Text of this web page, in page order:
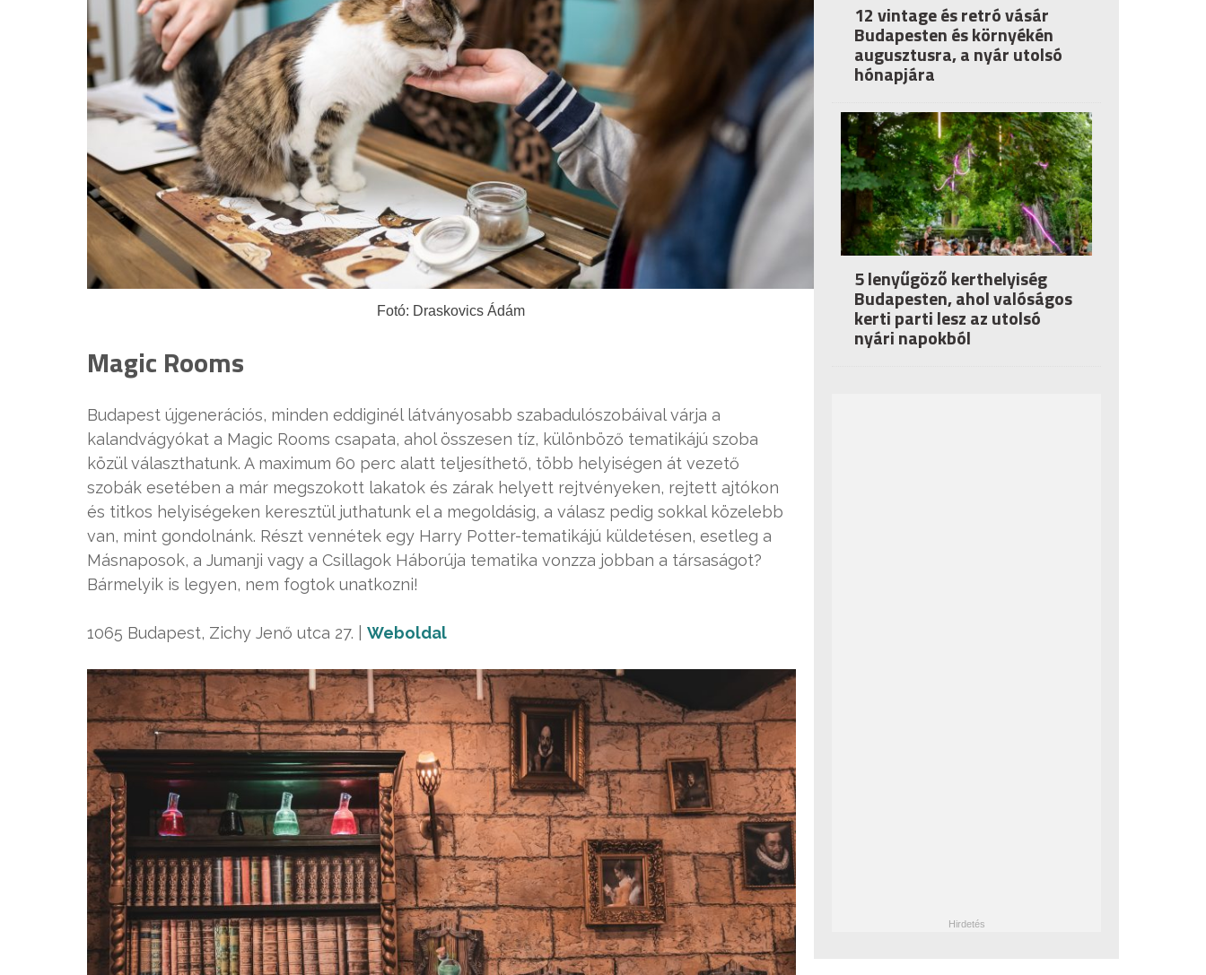
Fotó: Draskovics Ádám
Magic Rooms
Budapest újgenerációs, minden eddiginél látványosabb szabadulószobáival várja a
kalandvágyókat a Magic Rooms csapata, ahol összesen tíz, különböző tematikájú szoba
közül választhatunk. A maximum 60 perc alatt teljesíthető, több helyiségen át vezető
szobák esetében a már megszokott lakatok és zárak helyett rejtvényeken, rejtett ajtókon
és titkos helyiségeken keresztül juthatunk el a megoldásig, a válasz pedig sokkal közelebb
van, mint gondolnánk. Részt vennétek egy Harry Potter-tematikájú küldetésen, esetleg a
Másnaposok, a Jumanji vagy a Csillagok Háborúja tematika vonzza jobban a társaságot?
Bármelyik is legyen, nem fogtok unatkozni!
1065 Budapest, Zichy Jenő utca 27. | Weboldal
12 vintage és retró vásár
Budapesten és környékén
augusztusra, a nyár utolsó
hónapjára
5 lenyűgöző kerthelyiség
Budapesten, ahol valóságos
kerti parti lesz az utolsó
nyári napokból